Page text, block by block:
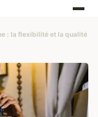
: la flexibilité et la qualité